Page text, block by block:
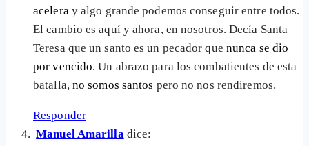
acelera y algo grande podemos conseguir entre todos.
El cambio es aquí y ahora, en nosotros. Decía Santa
Teresa que un santo es un pecador que nunca se dio
por vencido. Un abrazo para los combatientes de esta
batalla, no somos santos pero no nos rendiremos.
Responder
Manuel Amarilla dice: